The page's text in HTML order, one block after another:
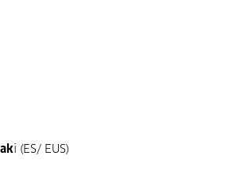
i (ES/ EUS)